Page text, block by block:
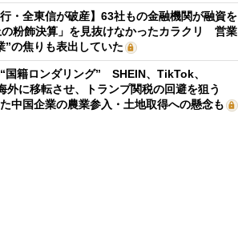
行・全東信が破産】63社もの金融機関が融資を
の粉飾決算」を見抜けなかったカラクリ 営業
”の焦りも表出していた
国籍ロンダリング” SHEIN、TikTok、
外に移転させ、トランプ関税の回避を狙う
中国企業の農業参入・土地取得への懸念も